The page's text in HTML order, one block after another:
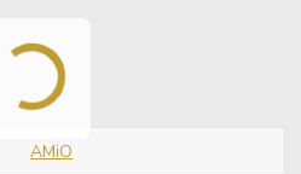
AMiO